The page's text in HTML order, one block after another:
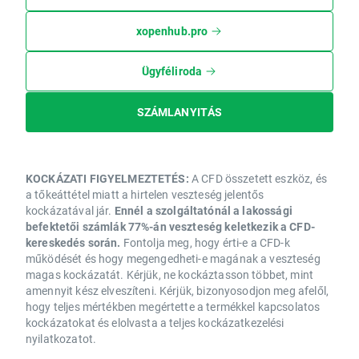
xopenhub.pro
Ügyféliroda
SZÁMLANYITÁS
KOCKÁZATI FIGYELMEZTETÉS: A CFD összetett eszköz, és
a tőkeáttétel miatt a hirtelen veszteség jelentős
kockázatával jár. Ennél a szolgáltatónál a lakossági
befektetői számlák 77%-án veszteség keletkezik a CFD-
kereskedés során. Fontolja meg, hogy érti-e a CFD-k
működését és hogy megengedheti-e magának a veszteség
magas kockázatát. Kérjük, ne kockáztasson többet, mint
amennyit kész elveszíteni. Kérjük, bizonyosodjon meg afelől,
hogy teljes mértékben megértette a termékkel kapcsolatos
kockázatokat és elolvasta a teljes kockázatkezelési
nyilatkozatot.